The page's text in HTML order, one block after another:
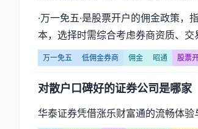
·万一免五·是股票开户的佣金政策
本，选择时需综合考虑券商资质、
万一免五 低佣金券商 佣金 昭通 股票
对散户口碑好的证券公司是哪家
华泰证券凭借涨乐财富通的流畅体验